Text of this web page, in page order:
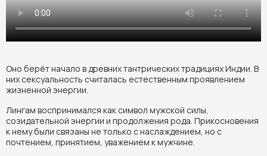
Оно берёт начало в древних тантрических традициях Индии. В
них сексуальность считалась естественным проявлением
жизненной энергии.
Лингам воспринимался как символ мужской силы,
созидательной энергии и продолжения рода. Прикосновения
к нему были связаны не только с наслаждением, но с
почтением, принятием, уважением к мужчине.